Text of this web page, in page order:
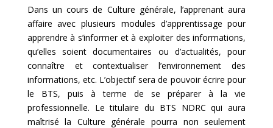
Dans un cours de Culture générale, l’apprenant aura
affaire avec plusieurs modules d’apprentissage pour
apprendre à s’informer et à exploiter des informations,
qu’elles soient documentaires ou d’actualités, pour
connaître et contextualiser l’environnement des
informations, etc. L’objectif sera de pouvoir écrire pour
le BTS, puis à terme de se préparer à la vie
professionnelle. Le titulaire du BTS NDRC qui aura
maîtrisé la Culture générale pourra non seulement